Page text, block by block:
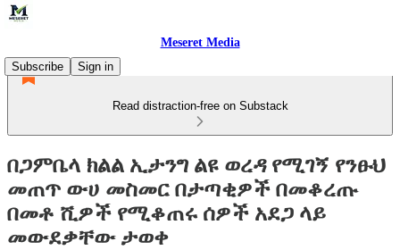
Meseret Media
Subscribe
Sign in
Read distraction-free on Substack
በጋምቤላ ክልል ኢታንግ ልዩ ወረዳ የሚገኝ የንፁህ
መጠጥ ውሀ መስመር በታጣቂዎች በመቆረጡ
በመቶ ሺዎች የሚቆጠሩ ሰዎች አደጋ ላይ
መውደቃቸው ታወቀ